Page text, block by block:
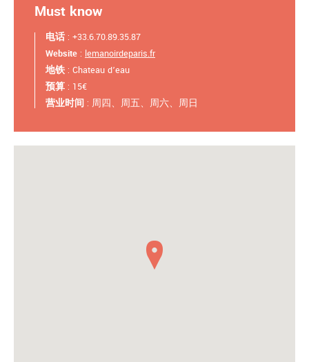
Must know
电话 : +33.6.70.89.35.87
Website : lemanoirdeparis.fr
地铁 : Chateau d’eau
预算 : 15€
营业时间 : 周四、周五、周六、周日